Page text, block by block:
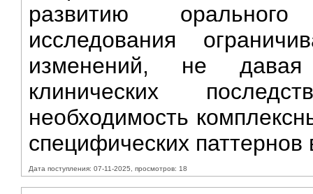
развитию
исследования
изменений, не
клинических
необходимость
специфических
Дата поступления: 07-11-2025, просмотров: 18